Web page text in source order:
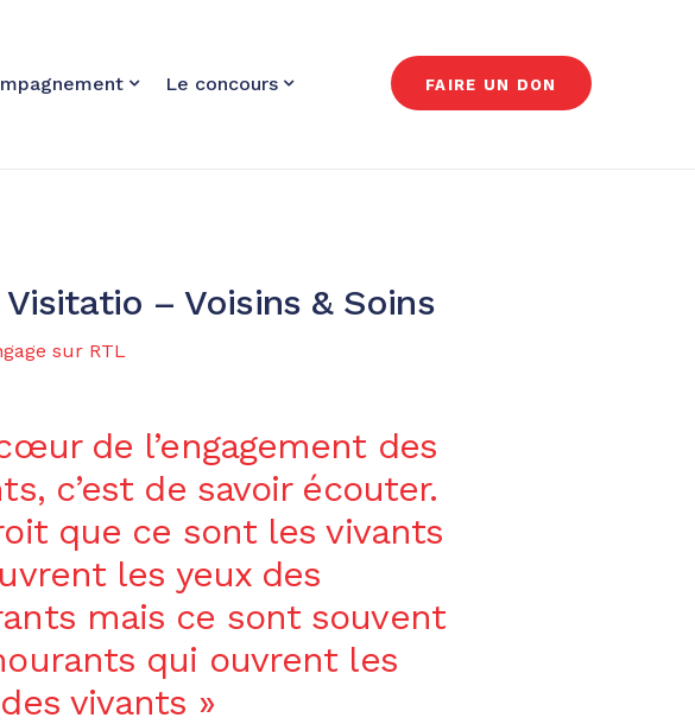
Le concours FAIRE UN DON
– Voisins & Soins
sur RTL
de l’engagement des
c’est de savoir écouter.
que ce sont les vivants
les yeux des
mais ce sont souvent
qui ouvrent les
vivants »